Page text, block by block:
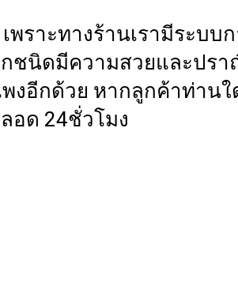
ราะทางร้านเรามีระบบ
กชนิดมีความสวยและปร
งอีกด้วย หากลูกค้าท่านใ
อด 24ชั่วโมง